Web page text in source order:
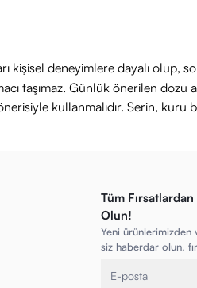
kişisel deneyimlere dayalı olup,
taşımaz. Günlük önerilen dozu
kullanmalıdır. Serin, kuru
Tüm
Olun!
Yeni
siz haberdar olun,